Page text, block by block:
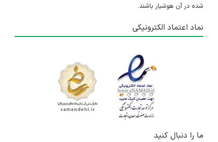
شده در آن هوشیار باشند.
نماد اعتماد الکترونیکی
ما را دنبال کنید